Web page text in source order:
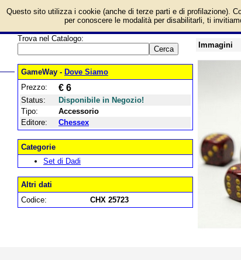
D6 Speckled - Mercurio e prezzo di vendita. Prodotto da Chessex
Trova nel Catalogo:
GameWay - Dove Siamo
Prezzo:
€ 6
Status:
Disponibile in Negozio!
Tipo:
Accessorio
Editore:
Chessex
Categorie
Set di Dadi
Altri dati
Codice:
CHX 25723
Immagini
Questo sito utilizza i cookie (anche di terze parti e di profilazione).
per conoscere le modalità per disabilitarli, ti